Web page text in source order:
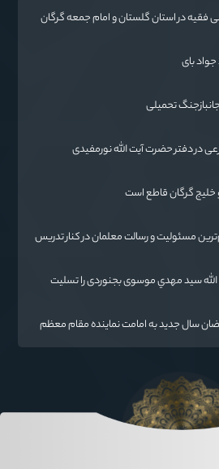
فقیه در استان گلستان و امام جمعه گرگان
بای
تحمیلی
در دفتر حضرت آیت الله نورمفیدی
خلیج گرگان قاطع است
مسئولیت و رسالت معلمان در کنار تدریس
الله سيد مهدي موسوی بجنوردی را تسلیت
سال جدید به امامت نماینده مقام معظم